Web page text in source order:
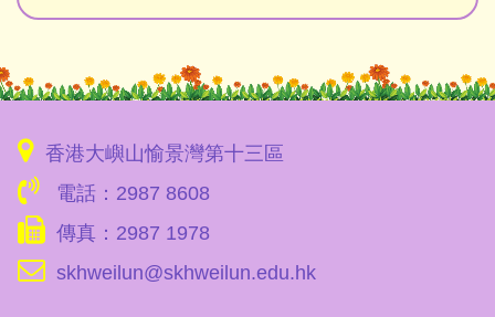
香港大嶼山愉景灣第十三區
電話：2987 8608
傳真：2987 1978
skhweilun@skhweilun.edu.hk